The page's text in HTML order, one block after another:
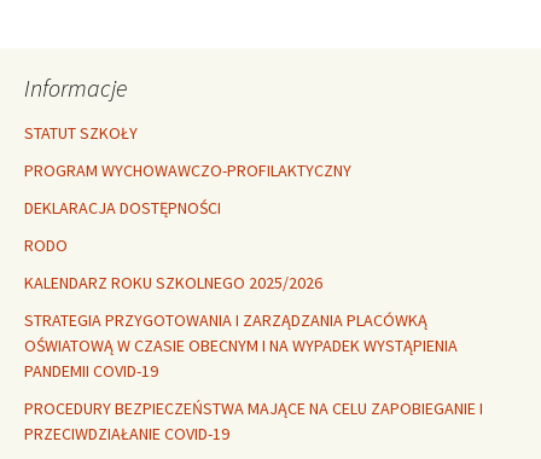
Informacje
STATUT SZKOŁY
PROGRAM WYCHOWAWCZO-PROFILAKTYCZNY
DEKLARACJA DOSTĘPNOŚCI
RODO
KALENDARZ ROKU SZKOLNEGO 2025/2026
STRATEGIA PRZYGOTOWANIA I ZARZĄDZANIA PLACÓWKĄ
OŚWIATOWĄ W CZASIE OBECNYM I NA WYPADEK WYSTĄPIENIA
PANDEMII COVID-19
PROCEDURY BEZPIECZEŃSTWA MAJĄCE NA CELU ZAPOBIEGANIE I
PRZECIWDZIAŁANIE COVID-19